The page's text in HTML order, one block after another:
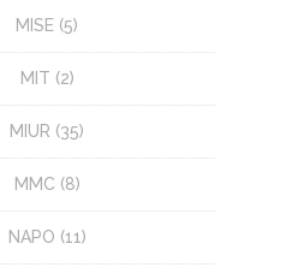
MISE (5)
MIT (2)
MIUR (35)
MMC (8)
NAPO (11)